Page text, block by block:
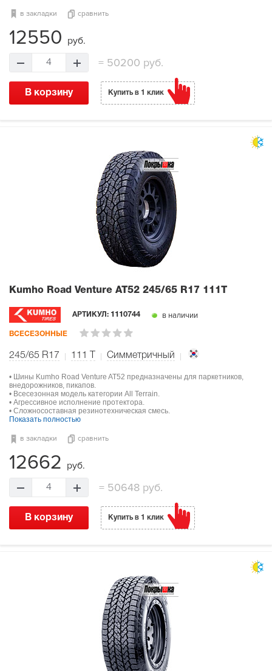
в закладки сравнить
12550 руб.
4 = 50200 руб.
В корзину Купить в 1 клик
Kumho Road Venture AT52 245/65 R17 111T
АРТИКУЛ: 1110744 в наличии
ВСЕСЕЗОННЫЕ
245/65 R17 111 Симметричный
• Шины Kumho Road Venture AT52 предназначены для паркетников,
внедорожников, пикапов.
• Всесезонная модель категории All Terrain.
• Агрессивное исполнение протектора.
• Сложносоставная резинотехническая смесь.
Показать полностью
в закладки сравнить
12662 руб.
4 = 50648 руб.
В корзину Купить в 1 клик